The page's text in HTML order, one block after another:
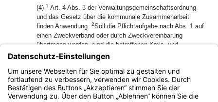
(4) 1 Art. 4 Abs. 3 der Verwaltungsgemeinschaftsordnung
und das Gesetz über die kommunale Zusammenarbeit
finden Anwendung. 2Soll die Pflichtaufgabe nach Abs. 1 auf
einen Zweckverband oder durch Zweckvereinbarung
übertragen werden, sind die betroffenen Kreis- und
Stadtbrandräte, Leiter von Berufsfeuerwehren und
Feuerwehrkommandanten vorab zu hören.
dieses Gesetzes finden im Falle des Satzes 2
entsprechende Anwendung.